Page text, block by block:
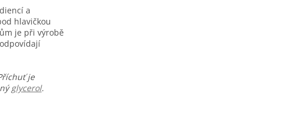
a
hlavičkou
je při výrobě
je
glycerol.